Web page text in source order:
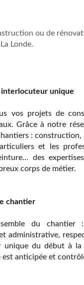
ou de
Londe.
unique
vos projets de
Grâce à notre
: construction,
et les
des
corps de métier.
chantier
du chantier
administrative,
unique du début à
anticipée et